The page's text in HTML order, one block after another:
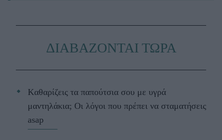
ΔΙΑΒΑΖΟΝΤΑΙ ΤΩΡΑ
Kαθαρίζεις τα παπούτσια σου με υγρά
μαντηλάκια; Οι λόγοι που πρέπει να σταματήσεις
asap